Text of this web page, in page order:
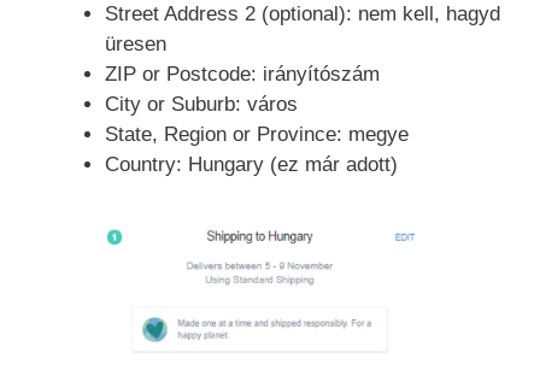
Street Address 2 (optional): nem kell, hagyd
üresen
ZIP or Postcode: irányítószám
City or Suburb: város
State, Region or Province: megye
Country: Hungary (ez már adott)